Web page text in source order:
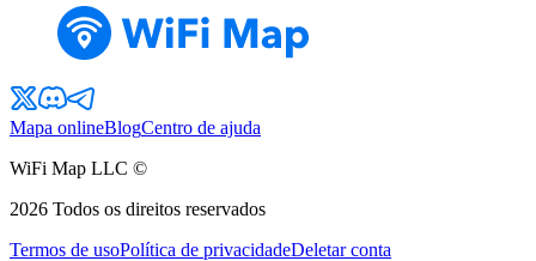
Mapa onlineBlogCentro de ajuda
WiFi Map LLC ©
2026 Todos os direitos reservados
Termos de usoPolítica de privacidadeDeletar conta